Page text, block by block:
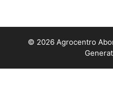
© 2026 Agrocentro